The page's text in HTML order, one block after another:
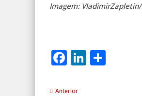
Imagem:
Facebook
LinkedIn
Anterior